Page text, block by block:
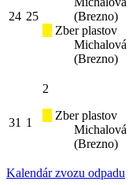
24 25
(Brezno)
Zber plastov
Michalová
(Brezno)
31 1
2
Zber plastov
Michalová
(Brezno)
Kalendár zvozu odpadu